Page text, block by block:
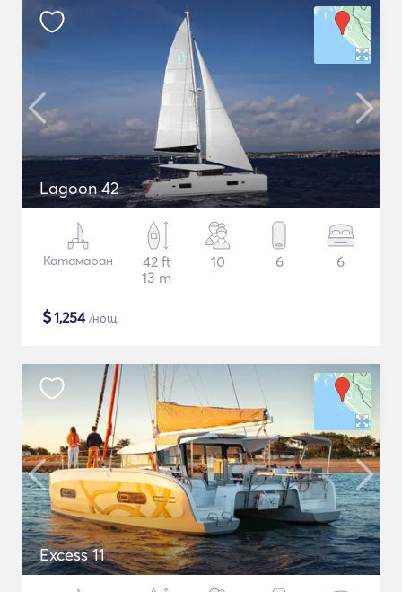
Lagoon 42
Катамаран
42 ft
13 m
10 6 6
$1,254/нощ
Excess 11